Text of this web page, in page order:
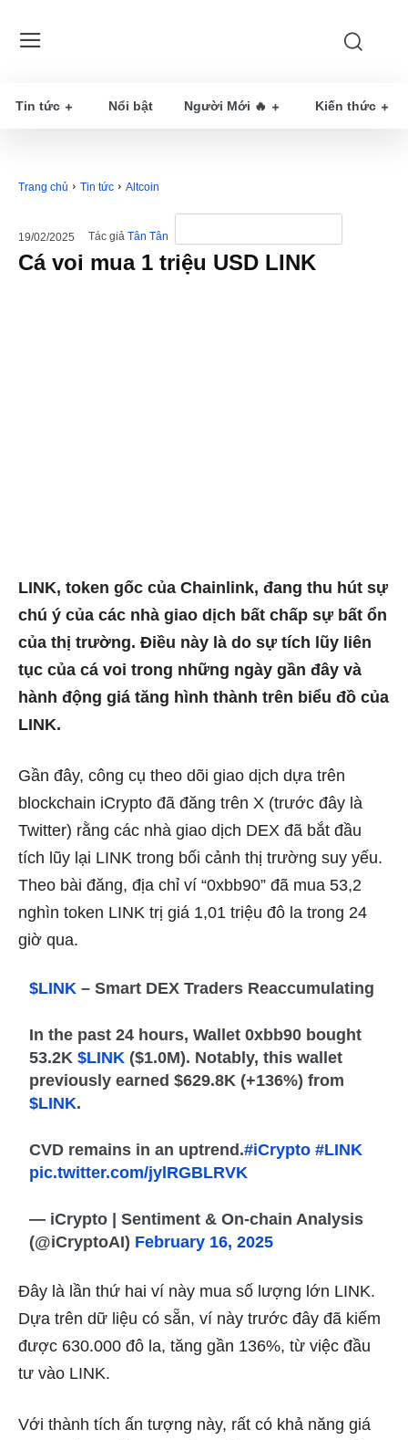
Tin tức Nổi bật Người Mới 🔥 Kiến thức
Trang chủ Tin tức Altcoin
19/02/2025 Tác giả Tân Tân
Cá voi mua 1 triệu USD LINK
LINK, token gốc của Chainlink, đang thu hút sự
chú ý của các nhà giao dịch bất chấp sự bất ổn
của thị trường. Điều này là do sự tích lũy liên
tục của cá voi trong những ngày gần đây và
hành động giá tăng hình thành trên biểu đồ của
LINK.
Gần đây, công cụ theo dõi giao dịch dựa trên
blockchain iCrypto đã đăng trên X (trước đây là
Twitter) rằng các nhà giao dịch DEX đã bắt đầu
tích lũy lại LINK trong bối cảnh thị trường suy yếu.
Theo bài đăng, địa chỉ ví “0xbb90” đã mua 53,2
nghìn token LINK trị giá 1,01 triệu đô la trong 24
giờ qua.
$LINK – Smart DEX Traders Reaccumulating
In the past 24 hours, Wallet 0xbb90 bought
53.2K$LINK ($1.0M). Notably, this wallet
previously earned $629.8K (+136%) from
$LINK.
CVD remains in an uptrend.#iCrypto #LINK
pic.twitter.com/jylRGBLRVK
— iCrypto | Sentiment & On-chain Analysis
(@iCryptoAI) February 16, 2025
Đây là lần thứ hai ví này mua số lượng lớn LINK.
Dựa trên dữ liệu có sẵn, ví này trước đây đã kiếm
được 630.000 đô la, tăng gần 136%, từ việc đầu
tư vào LINK.
Với thành tích ấn tượng này, rất có khả năng giá